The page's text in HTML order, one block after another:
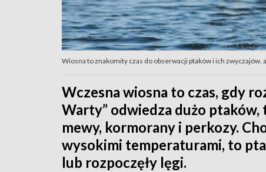
Wiosna to znakomity czas do obserwacji ptaków i ich zwyczajów,
Wczesna wiosna to czas, gdy
Warty” odwiedza dużo ptaków,
mewy, kormorany i perkozy.
wysokimi temperaturami, to
lub rozpoczęły lęgi.